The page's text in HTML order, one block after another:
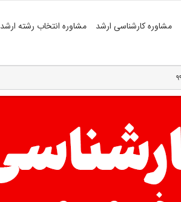
مشاوره کارشناسی ارشد مشاوره انتخاب رشته ارشد